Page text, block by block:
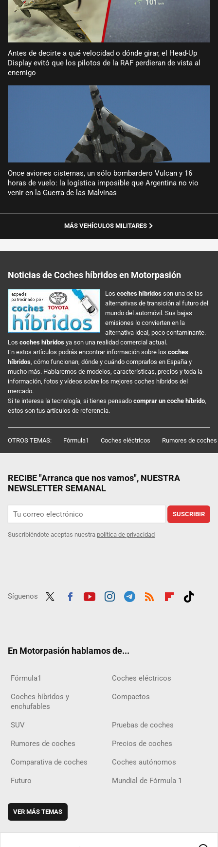
Antes de decirte a qué velocidad o dónde girar, el Head-Up
Display evitó que los pilotos de la RAF perdieran de vista al
enemigo
Once aviones cisternas, un sólo bombardero Vulcan y 16
horas de vuelo: la logística imposible que Argentina no vio
venir en la Guerra de las Malvinas
MÁS VEHÍCULOS MILITARES
Noticias de Coches híbridos en Motorpasión
Los coches híbridos son una de las
alternativas de transición al futuro del
mundo del automóvil. Sus bajas
emisiones lo convierten en la
alternativa ideal, poco contaminante.
Los coches híbridos ya son una realidad comercial actual.
En estos artículos podrás encontrar información sobre los coches
híbridos, cómo funcionan, dónde y cuándo comprarlos en España y
mucho más. Hablaremos de modelos, características, precios y toda la
información, fotos y vídeos sobre los mejores coches híbridos del
mercado.
Si te interesa la tecnología, si tienes pensado comprar un coche híbrido,
estos son tus artículos de referencia.
OTROS TEMAS: Fórmula1 Coches eléctricos Rumores de coches
RECIBE "Arranca que nos vamos", NUESTRA
NEWSLETTER SEMANAL
SUSCRIBIR
Suscribiéndote aceptas nuestra política de privacidad
Síguenos
En Motorpasión hablamos de...
Fórmula1 Coches eléctricos
Coches híbridos y
enchufables
Compactos
SUV Pruebas de coches
Rumores de coches Precios de coches
Comparativa de coches Coches autónomos
Futuro Mundial de Fórmula 1
VER MÁS TEMAS